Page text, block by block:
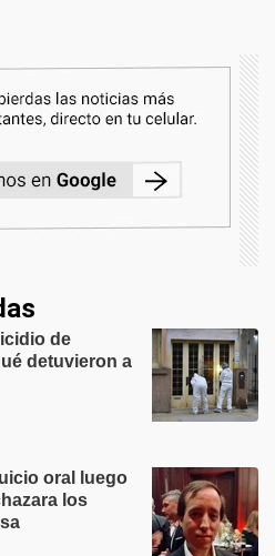
de
detuvieron a
oral luego
los